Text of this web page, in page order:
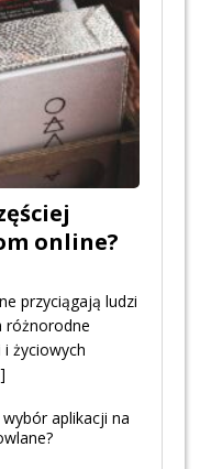
online?
przyciągają ludzi
różnorodne
i życiowych
aplikacji na